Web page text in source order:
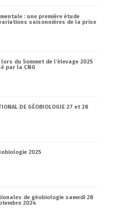
: une première étude
saisonnières de la prise
du Sommet de l’élevage 2025
par la CNG
DE GÉOBIOLOGIE 27 et 28
2025
de géobiologie samedi 28
2024